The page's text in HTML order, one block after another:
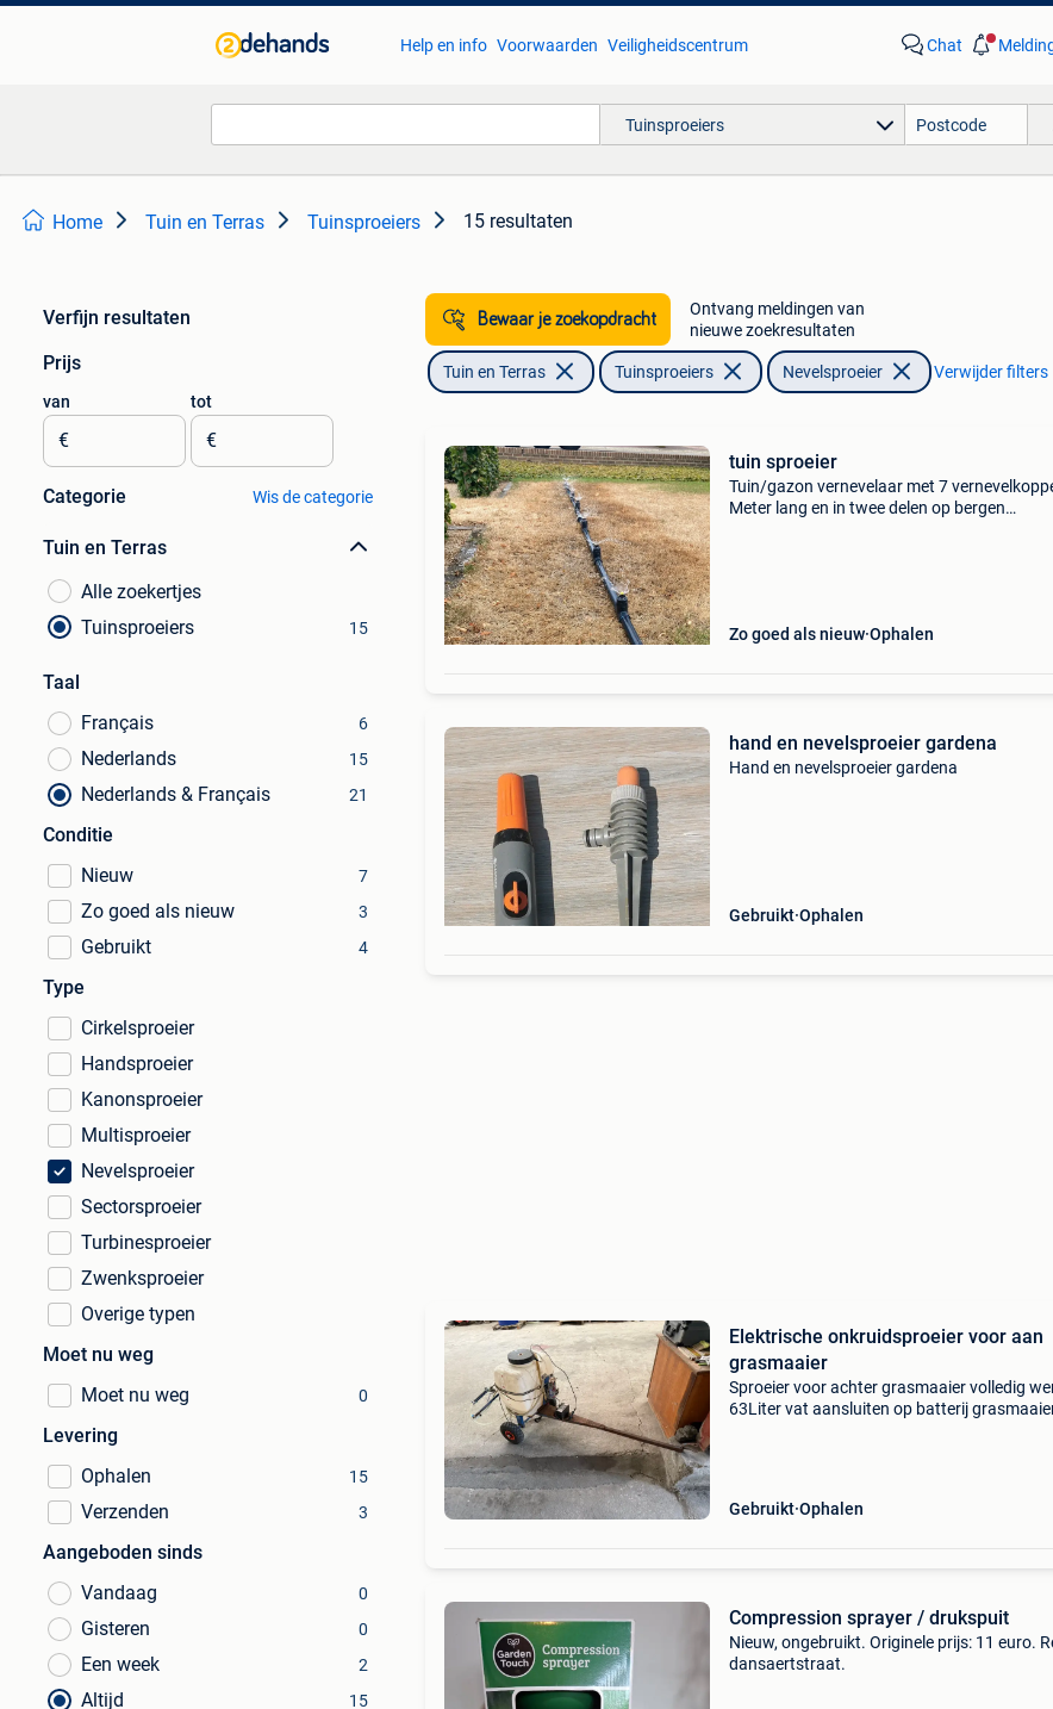
Help en info Voorwaarden Veiligheidscentrum Chat
Tuinsproeiers
Home Tuin en Terras Tuinsproeiers 15 resultaten
Verfijn resultaten
Prijs
van
€
tot
€
Categorie Wis de categorie
Tuin en Terras
Alle zoekertjes
Tuinsproeiers
15
Taal
Français
6
Nederlands 15
Nederlands & Français 21
Conditie
Nieuw
7
Zo goed als nieuw 3
Gebruikt 4
Type
Cirkelsproeier
Handsproeier
Kanonsproeier
Multisproeier
Nevelsproeier
Sectorsproeier
Turbinesproeier
Zwenksproeier
Overige typen
Moet nu weg
Moet nu weg
0
Levering
Ophalen
15
Verzenden 3
Aangeboden sinds
Vandaag
0
Gisteren 0
Een week 2
Altijd 15
Bewaar je zoekopdracht
Ontvang meldingen van
nieuwe zoekresultaten
Tuin en Terras Tuinsproeiers Nevelsproeier Verwijder filters
tuin sproeier
Tuin/gazon vernevelaar met 7
Meter lang en in twee delen op bergen
Zo goed als nieuw Ophalen
hand en nevelsproeier gardena
Hand en nevelsproeier gardena
Gebruikt Ophalen
Elektrische onkruidsproeier voor aan
grasmaaier
Sproeier voor achter grasmaaier volledig
63Liter vat aansluiten op batterij
Gebruikt Ophalen
Compression sprayer / drukspuit
Nieuw, ongebruikt. Originele prijs: 11 euro.
dansaertstraat.